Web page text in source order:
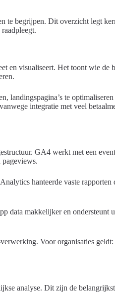
te begrijpen. Dit overzicht legt
en visualiseert. Het toont wie de
landingspagina’s te
integratie met veel
GA4 werkt met een
pageviews.
hanteerde vaste rapporten
data makkelijker en ondersteunt
Voor organisaties geldt:
analyse. Dit zijn de